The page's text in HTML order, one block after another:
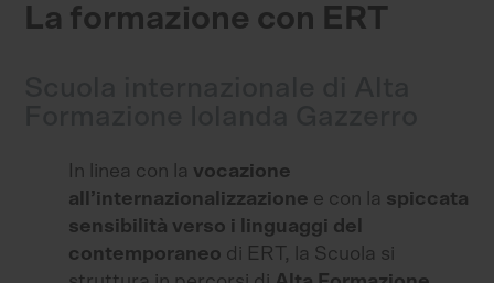
La formazione con ERT
In linea con la vocazione
all’internazionalizzazione e con la spiccata
sensibilità verso i linguaggi del
contemporaneo di ERT, la Scuola si